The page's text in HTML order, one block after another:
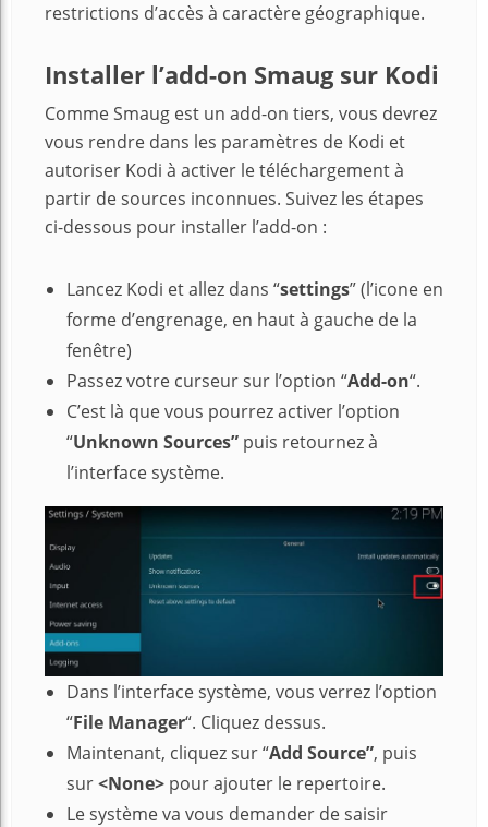
restrictions d’accès à caractère géographique.
Installer l’add-on Smaug sur Kodi
Comme Smaug est un add-on tiers, vous devrez
vous rendre dans les paramètres de Kodi et
autoriser Kodi à activer le téléchargement à
partir de sources inconnues. Suivez les étapes
ci-dessous pour installer l’add-on :
Lancez Kodi et allez dans “settings” (l’icone en
forme d’engrenage, en haut à gauche de la
fenêtre)
Passez votre curseur sur l’option “Add-on“.
C’est là que vous pourrez activer l’option
“Unknown Sources” puis retournez à
l’interface système.
Dans l’interface système, vous verrez l’option
“File Manager“. Cliquez dessus.
Maintenant, cliquez sur “Add Source”, puis
sur<None> pour ajouter le repertoire.
Le système va vous demander de saisir